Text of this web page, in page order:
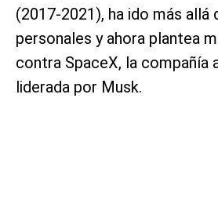
(2017-2021), ha ido más allá
personales y ahora plantea
contra SpaceX, la compañía
liderada por Musk.